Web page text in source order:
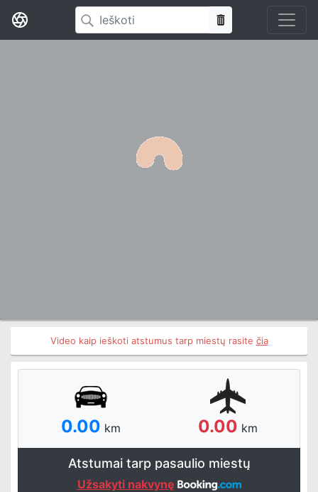
Video kaip ieškoti atstumus tarp miestų rasite čia
0.00 km 0.00 km
Atstumai tarp pasaulio miestų
Užsakyti nakvynę